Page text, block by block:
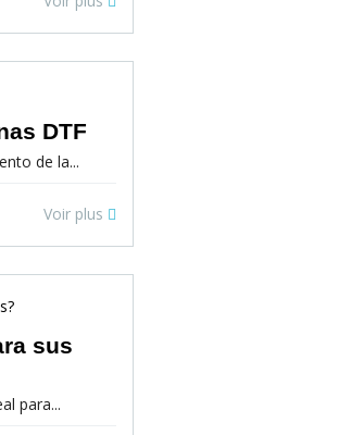
DTF
de la...
Voir plus
sus
para...